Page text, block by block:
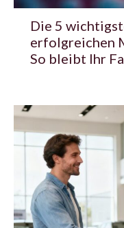
Die 5
erfolgreichen
So bleibt Ihr